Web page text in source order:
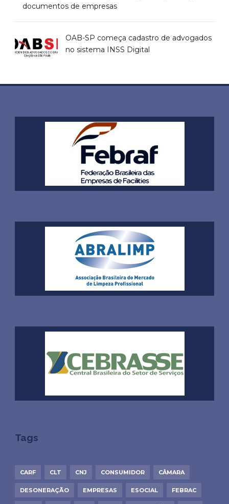
documentos de empresas
OAB-SP começa cadastro de advogados
no sistema INSS Digital
Tags
CARF CLT CNJ CONSUMIDOR CÂMARA
DESONERAÇÃO EMPRESAS ESOCIAL FEBRAC